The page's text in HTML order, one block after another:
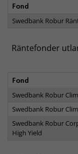
Fond
Swedbank Robur
Räntefonder
Fond
Swedbank Robur
Swedbank Robur
Swedbank Robur
High Yield